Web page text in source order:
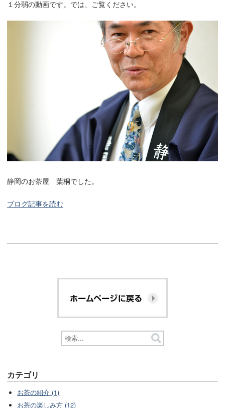
１分弱の動画です。では、ご覧ください。
静岡のお茶屋 葉桐でした。
ブログ記事を読む
カテゴリ
お茶の紹介 (1)
お茶の楽しみ方 (12)